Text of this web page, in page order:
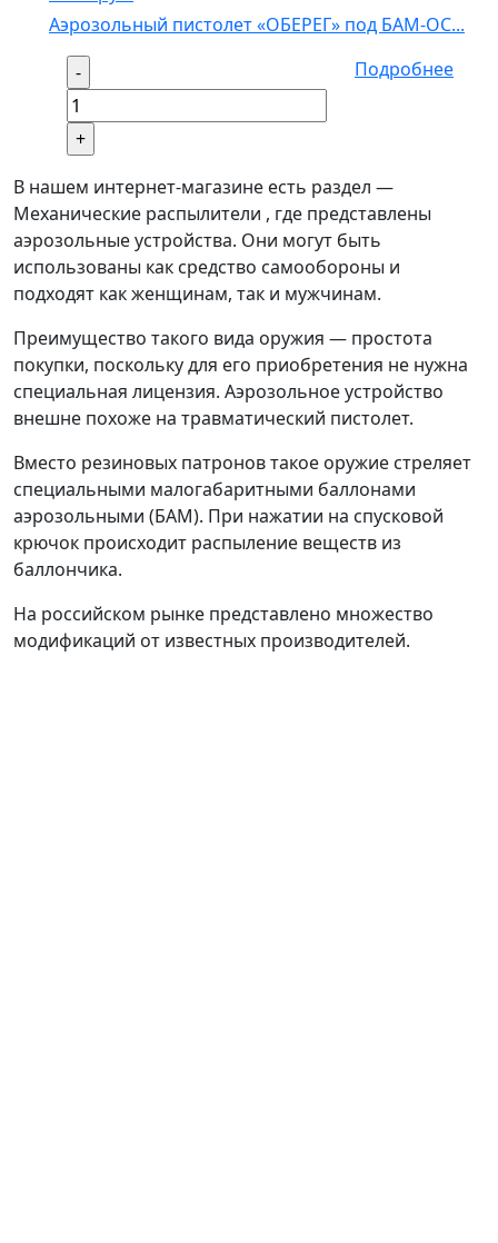
Аэрозольный пистолет «ОБЕРЕГ» под БАМ-ОС...
Подробнее
В нашем интернет-магазине есть раздел —
Механические распылители , где представлены
аэрозольные устройства. Они могут быть
использованы как средство самообороны и
подходят как женщинам, так и мужчинам.
Преимущество такого вида оружия — простота
покупки, поскольку для его приобретения не нужна
специальная лицензия. Аэрозольное устройство
внешне похоже на травматический пистолет.
Вместо резиновых патронов такое оружие стреляет
специальными малогабаритными баллонами
аэрозольными (БАМ). При нажатии на спусковой
крючок происходит распыление веществ из
баллончика.
На российском рынке представлено множество
модификаций от известных производителей.